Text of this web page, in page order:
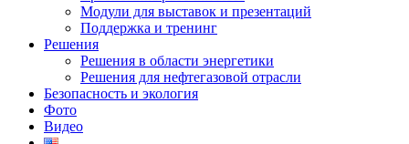
Модули для выставок и презентаций
Поддержка и тренинг
Решения
Решения в области энергетики
Решения для нефтегазовой отрасли
Безопасность и экология
Фото
Видео